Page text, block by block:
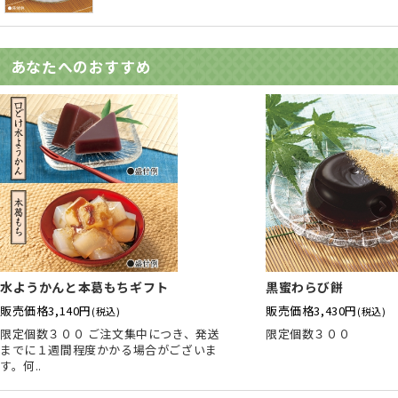
あなたへのおすすめ
水ようかんと本葛もちギフト
販売価格3,140円(税込)
限定個数３００ ご注文集中につき、発送
までに１週間程度かかる場合がございま
す。何..
黒蜜わらび餅
販売価格3,430円(税込)
限定個数３００